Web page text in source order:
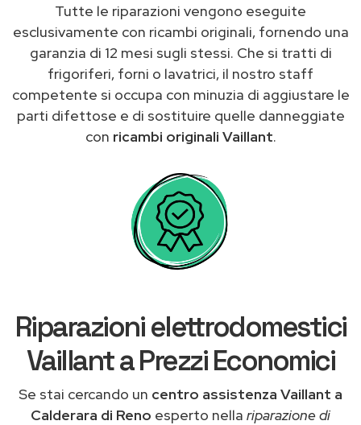
Tutte le riparazioni vengono eseguite
esclusivamente con ricambi originali, fornendo una
garanzia di 12 mesi sugli stessi. Che si tratti di
frigoriferi, forni o lavatrici, il nostro staff
competente si occupa con minuzia di aggiustare le
parti difettose e di sostituire quelle danneggiate
con ricambi originali Vaillant.
Riparazioni elettrodomestici
Vaillant a Prezzi Economici
Se stai cercando un centro assistenza Vaillant a
Calderara di Reno esperto nella riparazione di